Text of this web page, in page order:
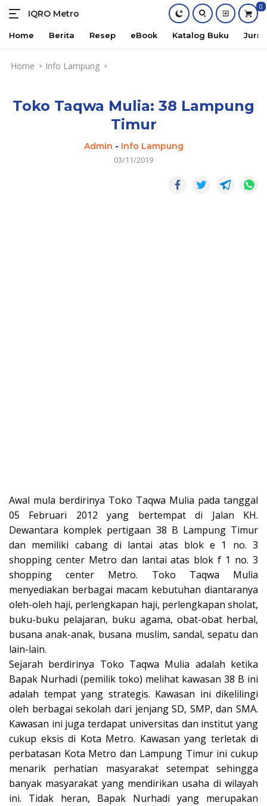
IQRO Metro
Lets
Bright
0
Home Berita Resep eBook Katalog Buku
Home Info Lampung
Toko Taqwa Mulia: 38 Lampung
Timur
Admin - Info Lampung
03/11/2019
Awal mula berdirinya Toko Taqwa Mulia pada tanggal
05 Februari 2012 yang bertempat di Jalan KH.
Dewantara komplek pertigaan 38 B Lampung Timur
dan memiliki cabang di lantai atas blok e 1 no. 3
shopping center Metro dan lantai atas blok f 1 no. 3
shopping center Metro. Toko Taqwa Mulia
menyediakan berbagai macam kebutuhan diantaranya
oleh-oleh haji, perlengkapan haji, perlengkapan sholat,
buku-buku pelajaran, buku agama, obat-obat herbal,
busana anak-anak, busana muslim, sandal, sepatu dan
lain-lain.
Sejarah berdirinya Toko Taqwa Mulia adalah ketika
Bapak Nurhadi (pemilik toko) melihat kawasan 38 B ini
adalah tempat yang strategis. Kawasan ini dikelilingi
oleh berbagai sekolah dari jenjang SD, SMP, dan SMA.
Kawasan ini juga terdapat universitas dan institut yang
cukup eksis di Kota Metro. Kawasan yang terletak di
perbatasan Kota Metro dan Lampung Timur ini cukup
menarik perhatian masyarakat setempat sehingga
banyak masyarakat yang mendirikan usaha di wilayah
ini. Tidak heran, Bapak Nurhadi yang merupakan